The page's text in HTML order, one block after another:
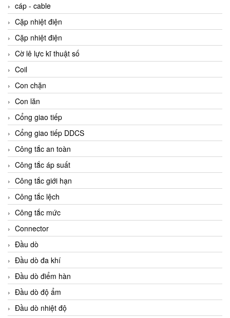
cáp - cable
Cặp nhiệt điện
Cặp nhiệt điện
Cờ lê lực kĩ thuật số
Coil
Con chặn
Con lăn
Cổng giao tiếp
Cổng giao tiếp DDCS
Công tắc an toàn
Công tắc áp suất
Công tắc giới hạn
Công tắc lệch
Công tắc mức
Connector
Đầu dò
Đầu dò đa khí
Đầu dò điểm hàn
Đầu dò độ ẩm
Đầu dò nhiệt độ